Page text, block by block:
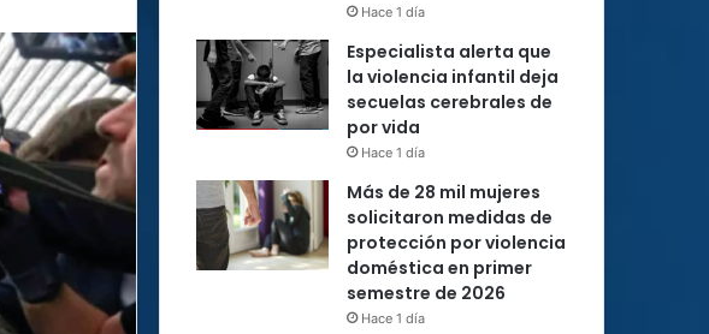
Hace 1 día
Especialista alerta que
la violencia infantil deja
secuelas cerebrales de
por vida
Hace 1 día
Más de 28 mil mujeres
solicitaron medidas de
protección por violencia
doméstica en primer
semestre de 2026
Hace 1 día